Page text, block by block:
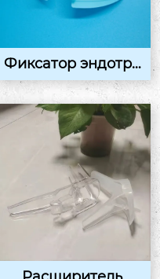
Фиксатор эндотра
хеальной трубки